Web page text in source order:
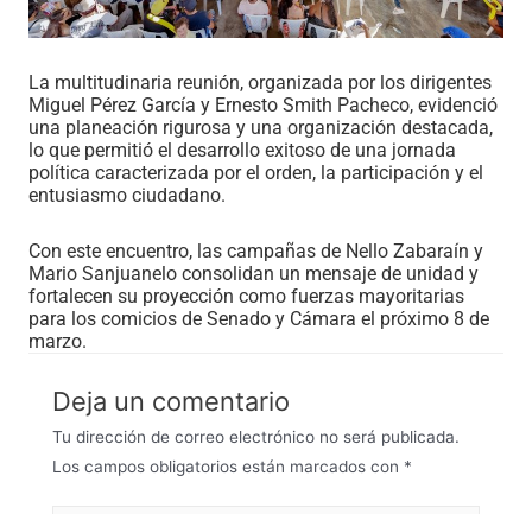
La multitudinaria reunión, organizada por los dirigentes
Miguel Pérez García y Ernesto Smith Pacheco, evidenció
una planeación rigurosa y una organización destacada,
lo que permitió el desarrollo exitoso de una jornada
política caracterizada por el orden, la participación y el
entusiasmo ciudadano.
Con este encuentro, las campañas de Nello Zabaraín y
Mario Sanjuanelo consolidan un mensaje de unidad y
fortalecen su proyección como fuerzas mayoritarias
para los comicios de Senado y Cámara el próximo 8 de
marzo.
Deja un comentario
Tu dirección de correo electrónico no será publicada.
Los campos obligatorios están marcados con *